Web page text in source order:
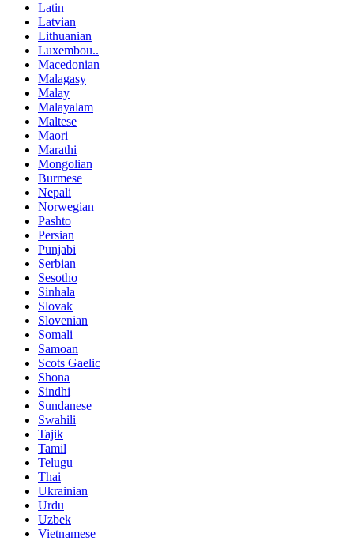
Latin
Latvian
Lithuanian
Luxembou..
Macedonian
Malagasy
Malay
Malayalam
Maltese
Maori
Marathi
Mongolian
Burmese
Nepali
Norwegian
Pashto
Persian
Punjabi
Serbian
Sesotho
Sinhala
Slovak
Slovenian
Somali
Samoan
Scots Gaelic
Shona
Sindhi
Sundanese
Swahili
Tajik
Tamil
Telugu
Thai
Ukrainian
Urdu
Uzbek
Vietnamese